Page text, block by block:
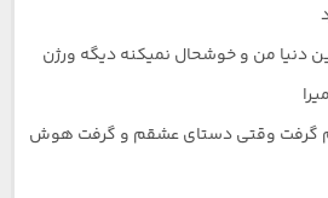
دنیا من و خوشحال نمیکنه دیگه ورژن
گرفت وقتی دستای عشقم و گرفت هوش